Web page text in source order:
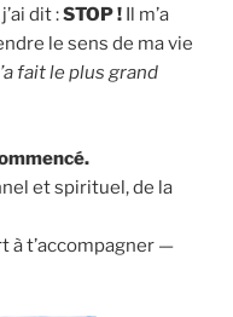
dit :STOP ! Il m’a
le sens de ma vie
fait le plus grand
et spirituel, de la
à t’accompagner —